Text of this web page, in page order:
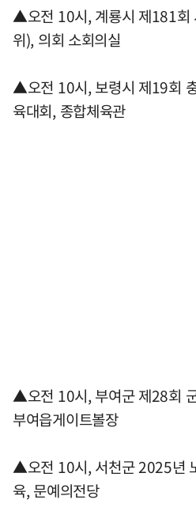
▲오전 10시, 계룡시 제181회
위), 의회 소회의실
▲오전 10시, 보령시 제19회
육대회, 종합체육관
▲오전 10시, 부여군 제28회
부여읍게이트볼장
▲오전 10시, 서천군 2025년
육, 문예의전당